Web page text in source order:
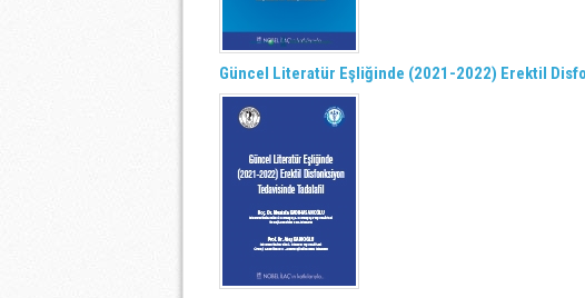
Güncel Literatür Eşliğinde (2021-2022) Erektil